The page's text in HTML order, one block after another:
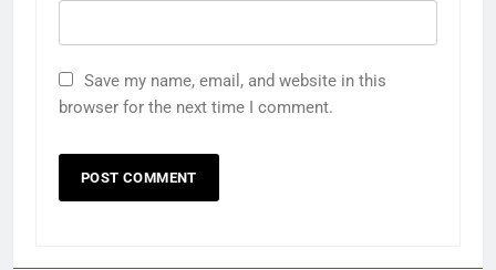
Save my name, email, and website in this
browser for the next time I comment.